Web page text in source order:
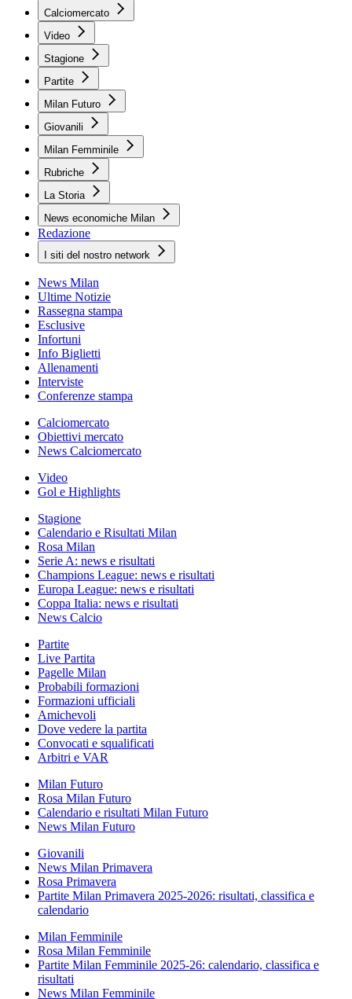
Calciomercato
Video
Stagione
Partite
Milan Futuro
Giovanili
Milan Femminile
Rubriche
La Storia
News economiche Milan
Redazione
I siti del nostro network
News Milan
Ultime Notizie
Rassegna stampa
Esclusive
Infortuni
Info Biglietti
Allenamenti
Interviste
Conferenze stampa
Calciomercato
Obiettivi mercato
News Calciomercato
Video
Gol e Highlights
Stagione
Calendario e Risultati Milan
Rosa Milan
Serie A: news e risultati
Champions League: news e risultati
Europa League: news e risultati
Coppa Italia: news e risultati
News Calcio
Partite
Live Partita
Pagelle Milan
Probabili formazioni
Formazioni ufficiali
Amichevoli
Dove vedere la partita
Convocati e squalificati
Arbitri e VAR
Milan Futuro
Rosa Milan Futuro
Calendario e risultati Milan Futuro
News Milan Futuro
Giovanili
News Milan Primavera
Rosa Primavera
Partite Milan Primavera 2025-2026: risultati, classifica e
calendario
Milan Femminile
Rosa Milan Femminile
Partite Milan Femminile 2025-26: calendario, classifica e
risultati
News Milan Femminile